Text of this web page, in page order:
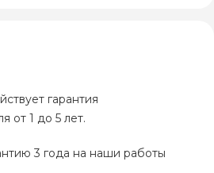
гарантия
от 1 до 5 лет.
3 года на наши работы